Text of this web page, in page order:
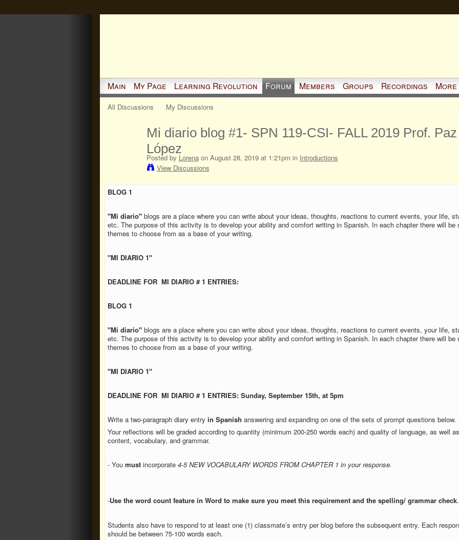
Main My Page Learning Revolution Forum Members Groups Recordings More
All Discussions My Discussions
Mi diario blog #1- SPN 119-CSI- FALL 2019 Prof. Paz
López
Posted by Lorenaon August 28, 2019 at 1:21pm in Introductions
View Discussions
BLOG 1
"Mi diario"blogs are a place where you can write about your ideas, thoughts, reactions to current events, your life,
etc. The purpose of this activity is to develop your ability and comfort writing in Spanish. In each chapter there will be
themes to choose from as a base of your writing.
"MI DIARIO 1"
DEADLINE FOR MI DIARIO # 1 ENTRIES:
BLOG 1
"Mi diario"blogs are a place where you can write about your ideas, thoughts, reactions to current events, your life,
etc. The purpose of this activity is to develop your ability and comfort writing in Spanish. In each chapter there will be
themes to choose from as a base of your writing.
"MI DIARIO 1"
DEADLINE FOR MI DIARIO # 1 ENTRIES: Sunday, September 15th, at 5pm
Write a two-paragraph diary entry in Spanish answering and expanding on one of the sets of prompt questions below.
Your reflections will be graded according to quantity (minimum 200-250 words each) and quality of language, as well
content, vocabulary, and grammar.
- You mustincorporate 4-5 NEW VOCABULARY WORDS FROM CHAPTER 1 in your response.
-Use the word count feature in Word to make sure you meet this requirement and the spelling/ grammar check.
Students also have to respond to at least one (1) classmate’s entry per blog before the subsequent entry. Each
should be between 75-100 words each.